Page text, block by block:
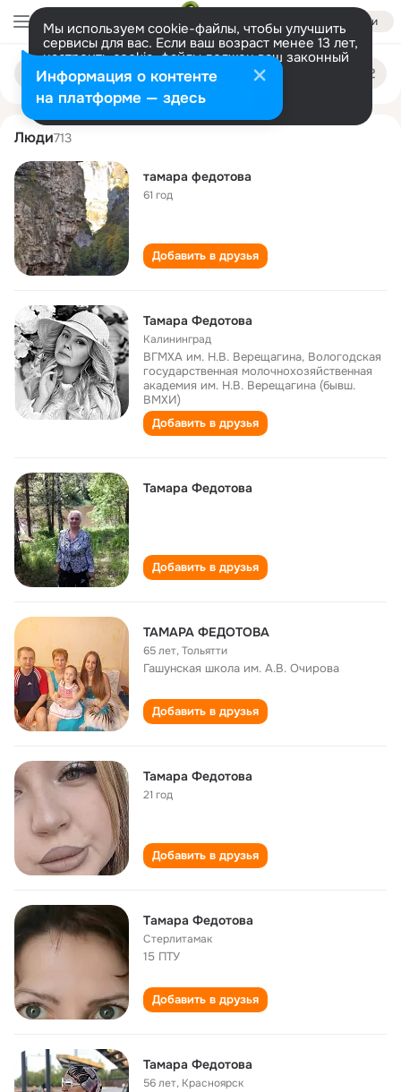
Войти
Мы используем cookie-файлы, чтобы улучшить
сервисы для вас. Если ваш возраст менее 13 лет,
настроить cookie-файлы должен ваш законный
представитель. Больше информации
Разрешить все Настроить
Поиск
людям
tamara fedotova
Люди713
тамара федотова
61 год
Добавить в друзья
Тамара Федотова
Калининград
ВГМХА им. Н.В. Верещагина, Вологодская
государственная молочнохозяйственная
академия им. Н.В. Верещагина (бывш.
ВМХИ)
Добавить в друзья
Тамара Федотова
Добавить в друзья
ТАМАРА ФЕДОТОВА
65 лет,Тольятти
Гашунская школа им. А.В. Очирова
Добавить в друзья
Тамара Федотова
21 год
Добавить в друзья
Тaмара Федотова
Стерлитамак
15 ПТУ
Добавить в друзья
Тамара Федотова
56 лет, Красноярск
Информация о контенте
на платформе — здесь